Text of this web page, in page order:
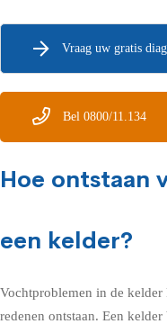
Vraag uw gratis
Bel 0800/11.134
Hoe ontstaan
een kelder?
Vochtproblemen in de
redenen ontstaan. Een